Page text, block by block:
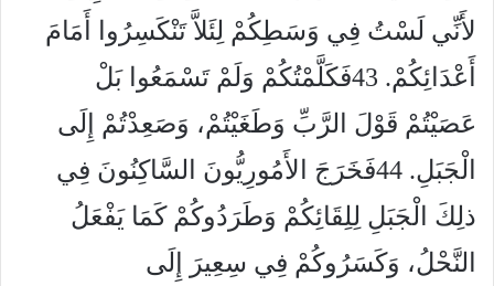
لأَنِّي لَسْتُ فِي وَسَطِكُمْ لِئَلاَّ تَنْكَسِرُوا أَمَامَ
أَعْدَائِكُمْ. 43فَكَلَّمْتُكُمْ وَلَمْ تَسْمَعُوا بَلْ
عَصَيْتُمْ قَوْلَ الرَّبِّ وَطَغَيْتُمْ، وَصَعِدْتُمْ إِلَى
الْجَبَلِ. 44فَخَرَجَ الأَمُورِيُّونَ السَّاكِنُونَ فِي
ذلِكَ الْجَبَلِ لِلِقَائِكُمْ وَطَرَدُوكُمْ كَمَا يَفْعَلُ
النَّحْلُ، وَكَسَرُوكُمْ فِي سِعِيرَ إِلَى